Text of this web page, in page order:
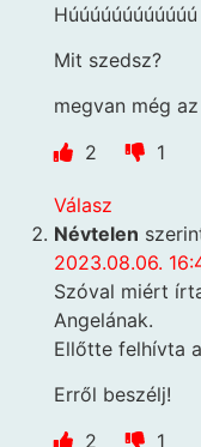
Mit szedsz?
megvan még
2
1
Válasz
Névtelen
2023.08.06.
Szóval miért
Angelának.
Ellőtte felhívta
Erről beszélj!
2
1